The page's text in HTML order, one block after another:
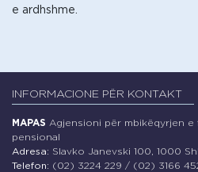
e ardhshme.
INFORMACIONE PËR KONTAKT
MAPAS Agjensioni për mbikëqyrjen e
pensional
Adresa: Slavko Janevski 100, 1000
Telefon: (02) 3224 229 / (02) 3166